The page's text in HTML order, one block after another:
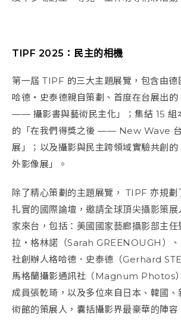
TIPF 2025：民主的相機
第一屆 TIPF 的三大主題展覽，包含由德
哈德・史泰德親自策劃、首度在台展出
―― 攝影書與藝術民主化」；集結 15 組
的「在我們得獎之後 ―― New Wave
展」；以及攝影與民主跨領域實驗共創的
外影像展」。
除了精心策劃的主題展覽， TIPF 亦規劃
扎實的國際論壇，邀請全球頂尖攝影策
家來台，包括：美國國家藝廊攝影部主
拉・格林諾（Sarah GREENOUGH）
社創辦人格哈德．史泰德（Gerhard
馬格蘭攝影通訊社（Magnum Photos
成員張乾琦，以及多位來自日本、韓國
術館的策展人，囊括攝影界最豪華的陣容